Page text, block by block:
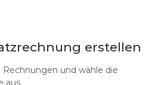
erstellen
Rechnungen und wähle die
aus.